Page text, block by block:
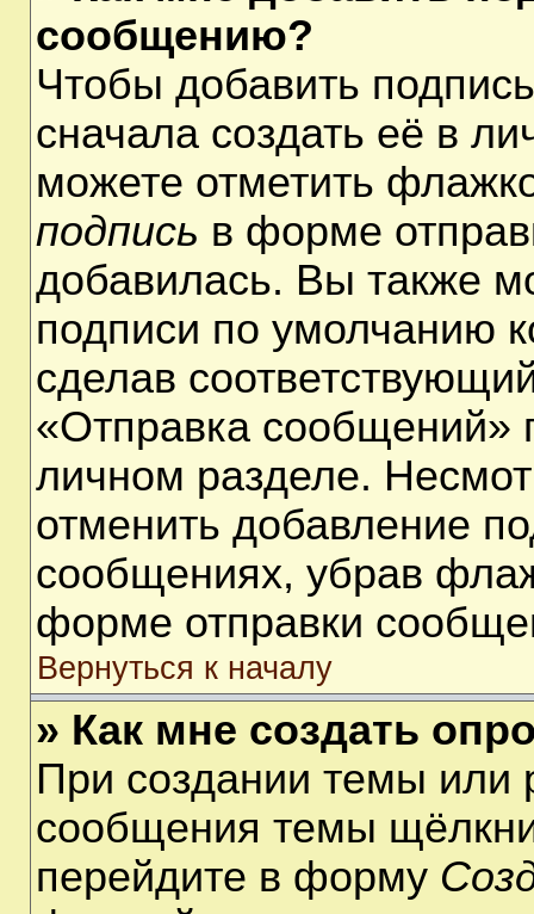
сообщению?
Чтобы добавить
сначала создать её в
можете отметить
подпись в форме
добавилась. Вы также
подписи по умолчанию
сделав
«Отправка сообщений»
личном разделе.
отменить добавление
сообщениях, убрав
форме отправки
Вернуться к началу
» Как мне создать
При создании темы или
сообщения темы
перейдите в форму